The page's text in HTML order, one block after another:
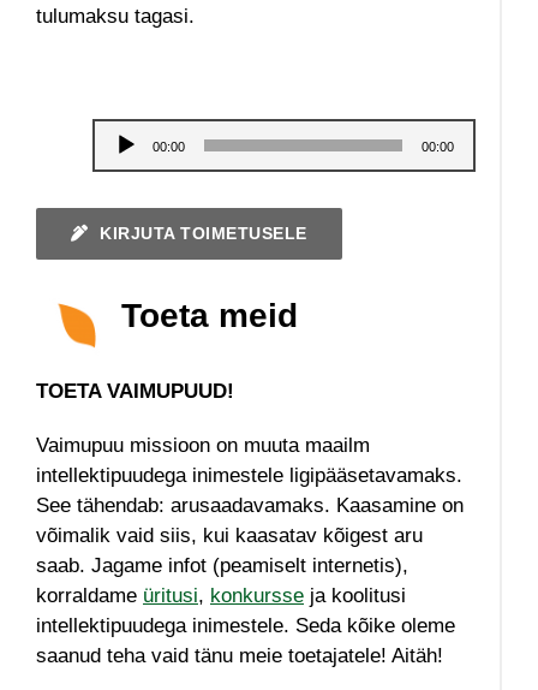
KONTAKT
tulumaksu tagasi.
Audioesitaja
00:00 00:00
KIRJUTA TOIMETUSELE
Toeta meid
TOETA VAIMUPUUD!
Vaimupuu missioon on muuta maailm
intellektipuudega inimestele ligipääsetavamaks.
See tähendab: arusaadavamaks. Kaasamine on
võimalik vaid siis, kui kaasatav kõigest aru
saab. Jagame infot (peamiselt internetis),
korraldame üritusi, konkursse ja koolitusi
intellektipuudega inimestele. Seda kõike oleme
saanud teha vaid tänu meie toetajatele! Aitäh!